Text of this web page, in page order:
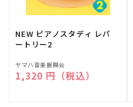
NEW ピアノスタディ レパ
ートリー2
販
売
ヤマハ音楽振興会
通常価格
1,320 円（税込）